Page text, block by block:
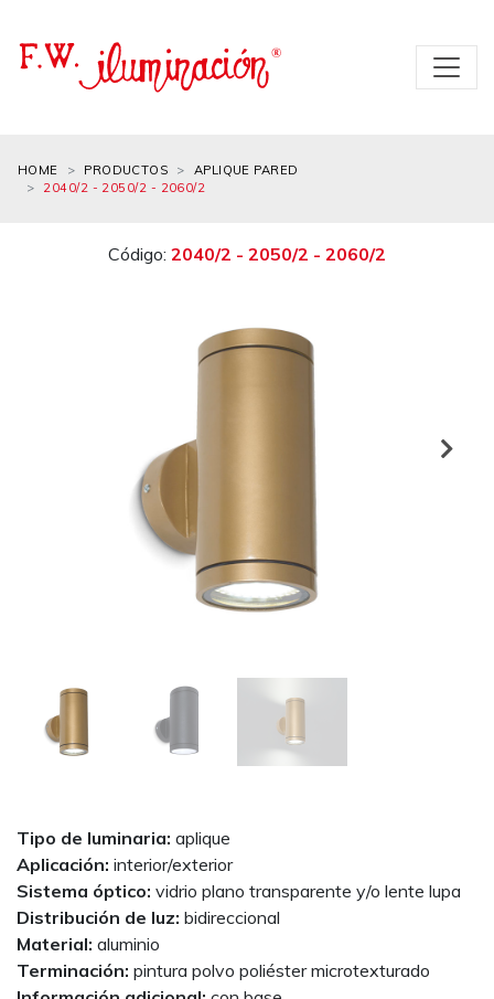
HOME PRODUCTOS
APLIQUE PARED
2040/2 - 2050/2 - 2060/2
Tipo de luminaria: aplique
Aplicación: interior/exterior
Sistema óptico: vidrio plano transparente y/o lente lupa
Distribución de luz: bidireccional
Material: aluminio
Terminación: pintura polvo poliéster microtexturado
Código: 2040/2 - 2050/2 - 2060/2